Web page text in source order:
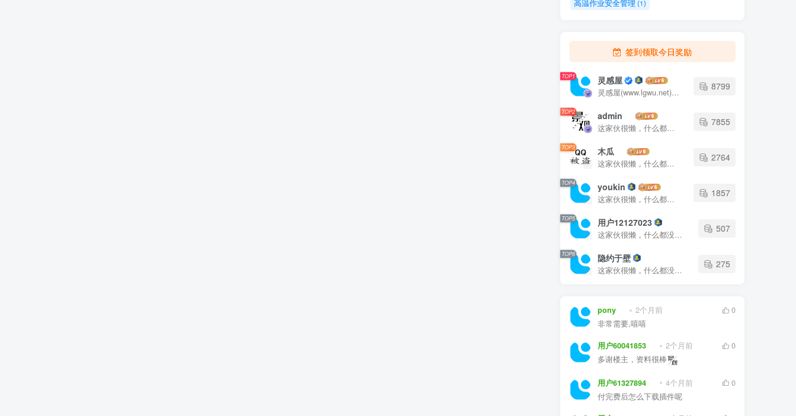
高温作业安全管理 (1)
签到领取今日奖励
TOP1 灵感屋
灵感屋(www.lgwu.net)尽可能为每一位设计师提供更全面、更精致、更具有创意感的设计素材。努力成为景观设计师展示实力和互相学习的优质网络资源发布平台。
8799
TOP2 admin
这家伙很懒，什么都没有写...
7855
TOP3 木瓜
这家伙很懒，什么都没有写...
2764
TOP4 youkin
这家伙很懒，什么都没有写...
1857
TOP5 用户12127023
这家伙很懒，什么都没有写...
507
TOP6 隐约于壁
这家伙很懒，什么都没有写...
275
pony 2个月前
0
非常需要,嘻嘻
用户60041853 2个月前
0
多谢楼主，资料很棒
用户61327894 4个月前
0
付完费后怎么下载插件呢